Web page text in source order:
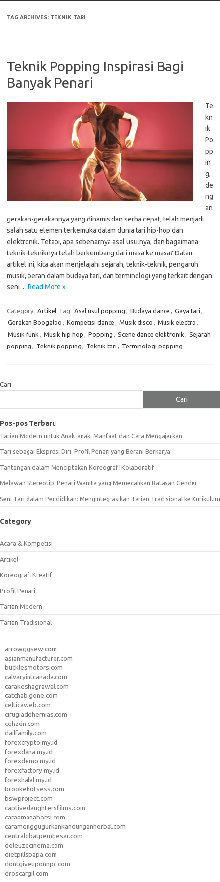
TAG ARCHIVES: TEKNIK TARI
Teknik Popping Inspirasi Bagi
Banyak Penari
Te
kn
ik
Po
pp
in
g,
de
ng
an
gerakan-gerakannya yang dinamis dan serba cepat, telah menjadi
salah satu elemen terkemuka dalam dunia tari hip-hop dan
elektronik. Tetapi, apa sebenarnya asal usulnya, dan bagaimana
teknik-tekniknya telah berkembang dari masa ke masa? Dalam
artikel ini, kita akan menjelajahi sejarah, teknik-teknik, pengaruh
musik, peran dalam budaya tari, dan terminologi yang terkait dengan
seni… Read More »
Category: Artikel Tag: Asal usul popping , Budaya dance , Gaya tari ,
Gerakan Boogaloo , Kompetisi dance , Musik disco , Musik electro ,
Musik funk , Musik hip hop , Popping , Scene dance elektronik , Sejarah
popping , Teknik popping , Teknik tari , Terminologi popping
Cari
Cari
Pos-pos Terbaru
Tarian Modern untuk Anak-anak: Manfaat dan Cara Mengajarkan
Tari sebagai Ekspresi Diri: Profil Penari yang Berani Berkarya
Tantangan dalam Menciptakan Koreografi Kolaboratif
Melawan Stereotip: Penari Wanita yang Memecahkan Batasan Gender
Seni Tari dalam Pendidikan: Mengintegrasikan Tarian Tradisional ke Kurikulum
Category
Acara & Kompetisi
Artikel
Koreografi Kreatif
Profil Penari
Tarian Modern
Tarian Tradisional
arrowggsew.com
asianmanufacturer.com
bucklesmotors.com
calvaryintcanada.com
carakeshagrawal.com
catchabigone.com
celticaweb.com
cirugiadehernias.com
cqhzdn.com
dailfamily.com
forexcrypto.my.id
forexdana.my.id
forexdemo.my.id
forexfactory.my.id
forexhalal.my.id
brookehofsess.com
bswproject.com
captivedaughtersfilms.com
caraamanaborsi.com
caramenggugurkankandunganherbal.com
centralobatpembesar.com
deleuzecinema.com
dietpillspapa.com
dontgiveuponnpc.com
droscargil.com